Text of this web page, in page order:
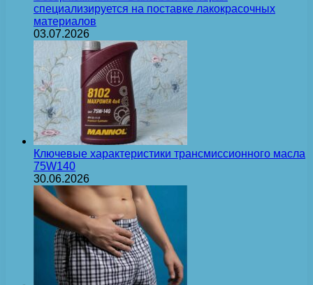
специализируется на поставке лакокрасочных
материалов
03.07.2026
Ключевые характеристики трансмиссионного масла
75W140
30.06.2026